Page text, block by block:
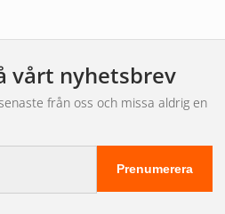
vårt nyhetsbrev
från oss och missa aldrig en
Prenumerera